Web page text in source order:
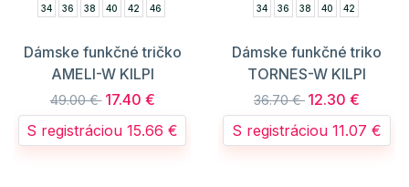
34 36 38 40 42 46
Dámske funkčné tričko
AMELI-W KILPI
49.00 € 17.40 €
S registráciou 15.66 €
34 36 38 40 42
Dámske funkčné triko
TORNES-W KILPI
36.70 € 12.30 €
S registráciou 11.07 €